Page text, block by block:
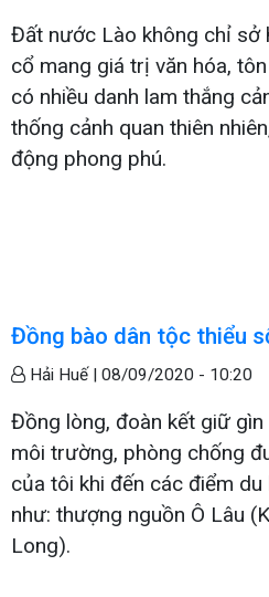
Đất nước Lào không chỉ sở
cổ mang giá trị văn hóa,
có nhiều danh lam thắng
thống cảnh quan thiên
động phong phú.
Đồng bào dân tộc thiểu
Hải Huế | 08/09/2020 - 10:20
Đồng lòng, đoàn kết giữ
môi trường, phòng chống
của tôi khi đến các điểm
như: thượng nguồn Ô Lâu
Long).